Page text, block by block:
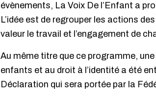
évènements, La Voix De l’Enfant a
L’idée est de regrouper les actions
valeur le travail et l’engagement de
Au même titre que ce programme,
enfants et au droit à l’identité a été
Déclaration qui sera portée par la